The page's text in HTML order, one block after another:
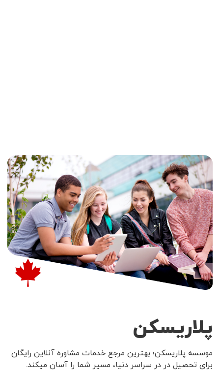
پلاریسکن
موسسه پلاریسکن؛ بهترین مرجع خدمات مشاوره آنلاین رایگان
برای تحصیل در در سراسر دنیا، مسیر شما را آسان میکند.